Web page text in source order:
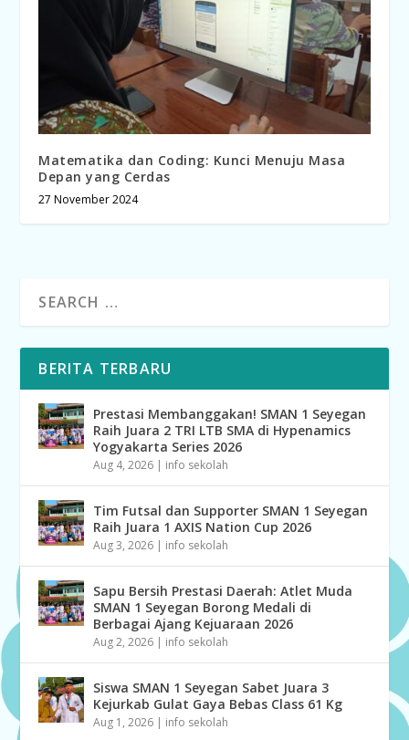
Matematika dan Coding: Kunci Menuju Masa
Depan yang Cerdas
27 November 2024
BERITA TERBARU
Prestasi Membanggakan! SMAN 1 Seyegan
Raih Juara 2 TRI LTB SMA di Hypenamics
Yogyakarta Series 2026
Aug 4, 2026 | info sekolah
Tim Futsal dan Supporter SMAN 1 Seyegan
Raih Juara 1 AXIS Nation Cup 2026
Aug 3, 2026 | info sekolah
Sapu Bersih Prestasi Daerah: Atlet Muda
SMAN 1 Seyegan Borong Medali di
Berbagai Ajang Kejuaraan 2026
Aug 2, 2026 | info sekolah
Siswa SMAN 1 Seyegan Sabet Juara 3
Kejurkab Gulat Gaya Bebas Class 61 Kg
Aug 1, 2026 | info sekolah